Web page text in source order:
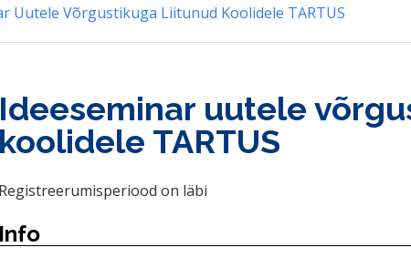
Uutele Võrgustikuga Liitunud Koolidele TARTUS
Ideeseminar uutele
koolidele TARTUS
Registreerumisperiood on läbi
Info